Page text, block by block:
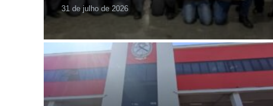
31 de julho de 2026